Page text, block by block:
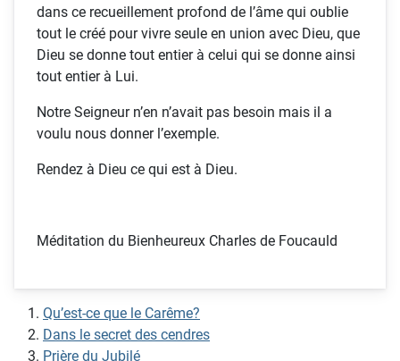
dans ce recueillement profond de l’âme qui oublie
tout le créé pour vivre seule en union avec Dieu, que
Dieu se donne tout entier à celui qui se donne ainsi
tout entier à Lui.
Notre Seigneur n’en n’avait pas besoin mais il a
voulu nous donner l’exemple.
Rendez à Dieu ce qui est à Dieu.
Méditation du Bienheureux Charles de Foucauld
Qu’est-ce que le Carême?
Dans le secret des cendres
Prière du Jubilé